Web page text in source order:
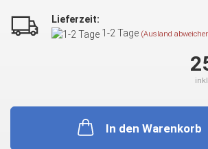
Lieferzeit:
1-2 Tage (Ausland
In den Warenkorb